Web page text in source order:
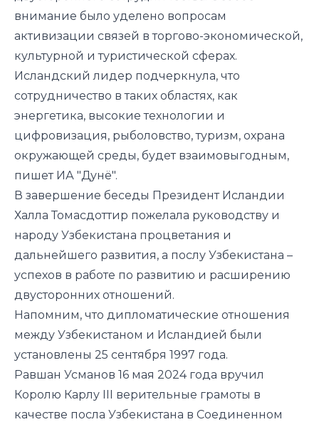
внимание было уделено вопросам
активизации связей в торгово-экономической,
культурной и туристической сферах.
Исландский лидер подчеркнула, что
сотрудничество в таких областях, как
энергетика, высокие технологии и
цифровизация, рыболовство, туризм, охрана
окружающей среды, будет взаимовыгодным,
пишет ИА "Дунё".
В завершение беседы Президент Исландии
Халла Томасдоттир пожелала руководству и
народу Узбекистана процветания и
дальнейшего развития, а послу Узбекистана –
успехов в работе по развитию и расширению
двусторонних отношений.
Напомним, что дипломатические отношения
между Узбекистаном и Исландией были
установлены 25 сентября 1997 года.
Равшан Усманов 16 мая 2024 года вручил
Королю Карлу III верительные грамоты в
качестве посла Узбекистана в Соединенном